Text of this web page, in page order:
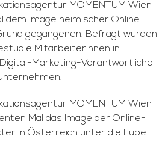
MOMENTUM Wien
dem Image heimischer Online-
gegangenen. Befragt wurden
MitarbeiterInnen in
Marketing-Verantwortliche
MOMENTUM Wien
Mal das Image der Online-
in Österreich unter die Lupe